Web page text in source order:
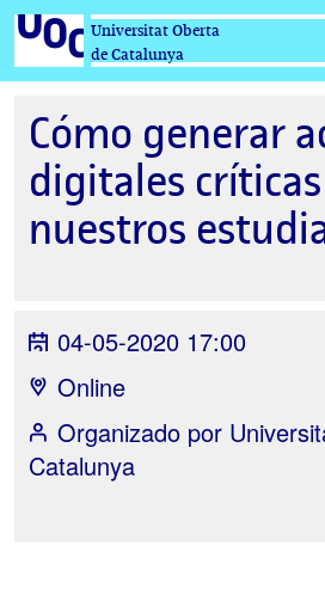
Universitat Oberta
de Catalunya
Cómo generar
digitales
nuestros
04-05-2020 17:00
Online
Organizado por
Catalunya